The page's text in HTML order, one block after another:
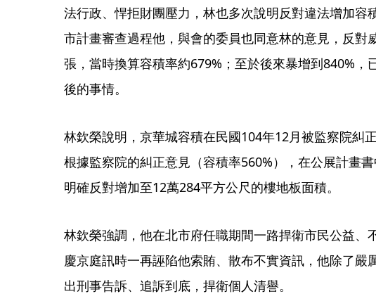
法行政、悍拒財團壓力，林也多次說明反對違法增加容
市計畫審查過程他，與會的委員也同意林的意見，反對
張，當時換算容積率約679%；至於後來暴增到840%，
後的事情。
林欽榮說明，京華城容積在民國104年12月被監察院糾
根據監察院的糾正意見（容積率560%），在公展計畫
明確反對增加至12萬284平方公尺的樓地板面積。
林欽榮強調，他在北市府任職期間一路捍衛市民公益、
慶京庭訊時一再誣陷他索賄、散布不實資訊，他除了嚴
出刑事告訴、追訴到底，捍衛個人清譽。